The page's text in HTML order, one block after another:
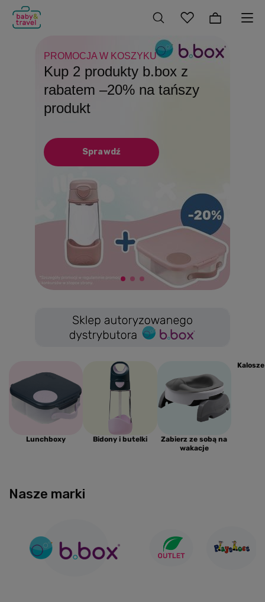
PROMOCJA W KOSZYKU
Kup 2 produkty b.box z
rabatem –20% na tańszy
produkt
Sprawdź
DO 31.08
Produkty Playshoes z
rabatem –15%
SZKOLNY NIEZBĘDNIK!
Patent na beztroskie
wakacje Butelki, bidony i
lunchboxy
Sprawdź
Lunchboxy Bidony i butelki
Zabierz ze sobą na
wakacje
Nasze marki